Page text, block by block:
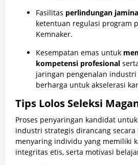
Fasilitas perlindungan
ketentuan regulasi program
Kemnaker.
Kesempatan emas untuk
kompetensi profesional
jaringan pengenalan industri
berharga untuk akselerasi
Tips Lolos Seleksi
Proses penyaringan kandidat
industri strategis dirancang
menyaring individu yang memiliki
integritas etis, serta motivasi